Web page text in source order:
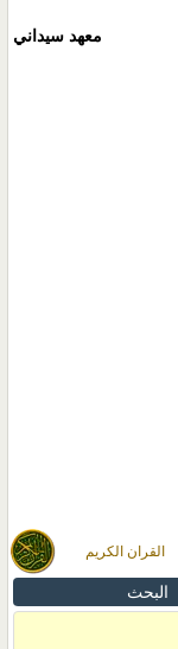
القران الكريم
معهد سيداني
البحث